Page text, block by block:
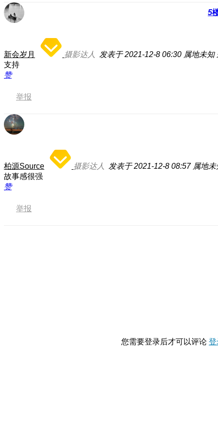
5
新会岁月 摄影达人 发表于 2021-12-8 06:30 属地未知
支持
赞
举报
柏源Source 摄影达人 发表于 2021-12-8 08:57 属地未
故事感很强
赞
举报
您需要登录后才可以评论 登